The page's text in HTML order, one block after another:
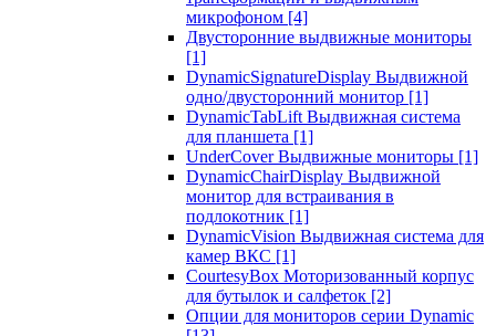
микрофоном [4]
Двусторонние выдвижные мониторы
[1]
DynamicSignatureDisplay Выдвижной
одно/двусторонний монитор [1]
DynamicTabLift Выдвижная система
для планшета [1]
UnderCover Выдвижные мониторы [1]
DynamicChairDisplay Выдвижной
монитор для встраивания в
подлокотник [1]
DynamicVision Выдвижная система для
камер ВКС [1]
CourtesyBox Моторизованный корпус
для бутылок и салфеток [2]
Опции для мониторов серии Dynamic